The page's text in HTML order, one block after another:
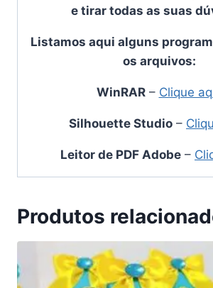
e tirar todas as suas
Listamos aqui alguns
os arquivos:
WinRAR– Clique
Silhouette Studio –
Leitor de PDF Adobe –
Produtos